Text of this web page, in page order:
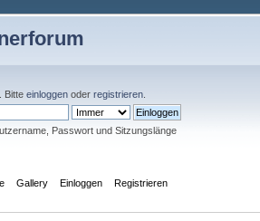
. Bitte einloggen oder registrieren
Passwort und Sitzungslänge
Gallery Einloggen Registrieren